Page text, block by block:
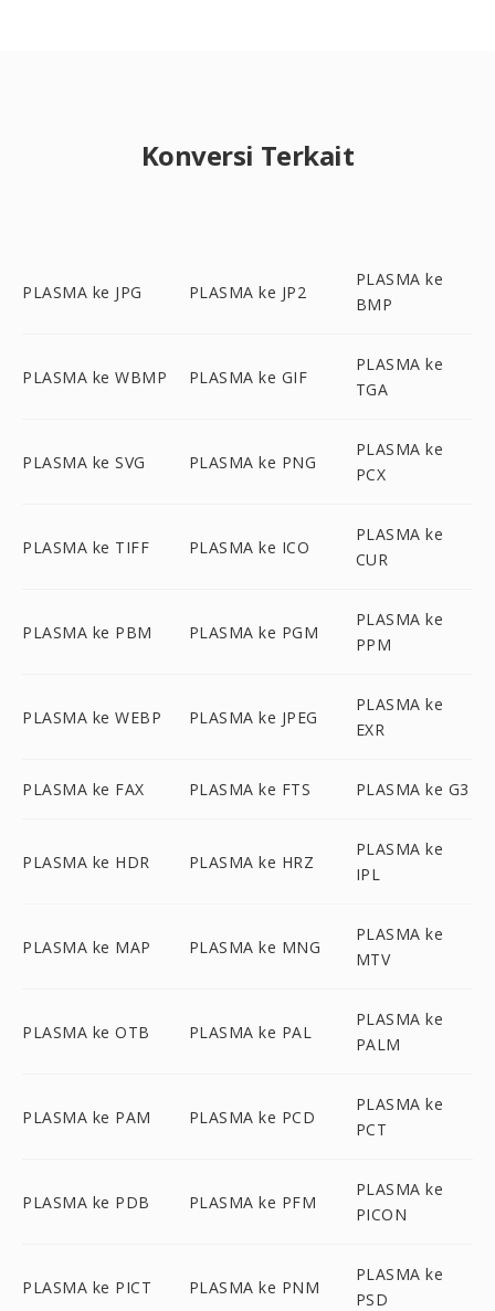
Konversi Terkait
PLASMA ke JPG PLASMA ke JP2
PLASMA ke
BMP
PLASMA ke WBMP PLASMA ke GIF
PLASMA ke
TGA
PLASMA ke SVG PLASMA ke PNG
PLASMA ke
PCX
PLASMA ke TIFF PLASMA ke ICO
PLASMA ke
CUR
PLASMA ke PBM PLASMA ke PGM
PLASMA ke
PPM
PLASMA ke WEBP PLASMA ke JPEG
PLASMA ke
EXR
PLASMA ke FAX PLASMA ke FTS PLASMA ke G3
PLASMA ke HDR PLASMA ke HRZ
PLASMA ke
IPL
PLASMA ke MAP PLASMA ke MNG
PLASMA ke
MTV
PLASMA ke OTB PLASMA ke PAL
PLASMA ke
PALM
PLASMA ke PAM PLASMA ke PCD
PLASMA ke
PCT
PLASMA ke PDB PLASMA ke PFM
PLASMA ke
PICON
PLASMA ke PICT PLASMA ke PNM
PLASMA ke
PSD